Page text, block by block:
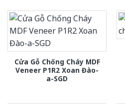
Cửa Gỗ Chống Cháy MDF
Veneer P1R2 Xoan Đào-
a-SGD